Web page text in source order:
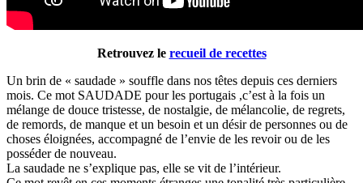
Retrouvez le recueil de recettes
Un brin de « saudade » souffle dans nos têtes depuis ces derniers
mois. Ce mot SAUDADE pour les portugais ,c’est à la fois un
mélange de douce tristesse, de nostalgie, de mélancolie, de regrets,
de remords, de manque et un besoin et un désir de personnes ou de
choses éloignées, accompagné de l’envie de les revoir ou de les
posséder de nouveau.
La saudade ne s’explique pas, elle se vit de l’intérieur.